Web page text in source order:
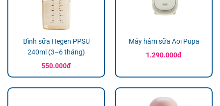
Bình sữa Hegen PPSU
240ml (3–6 tháng)
550.000đ
Máy hâm sữa Aoi Pupa
1.290.000đ